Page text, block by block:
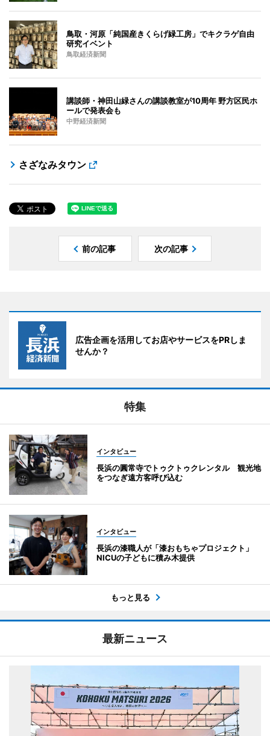
鳥取・河原「純国産きくらげ緑工房」でキクラゲ自由
研究イベント
鳥取経済新聞
講談師・神田山緑さんの講談教室が10周年 野方区民ホ
ールで発表会も
中野経済新聞
さざなみタウン
前の記事 次の記事
広告企画を活用してお店やサービスをPRしま
せんか？
特集
インタビュー
長浜の圓常寺でトゥクトゥクレンタル 観光地
をつなぎ遠方客呼び込む
インタビュー
長浜の漆職人が「漆おもちゃプロジェクト」
NICUの子どもに積み木提供
もっと見る
最新ニュース